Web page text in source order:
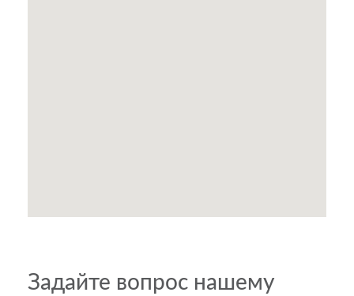
Задайте вопрос нашему